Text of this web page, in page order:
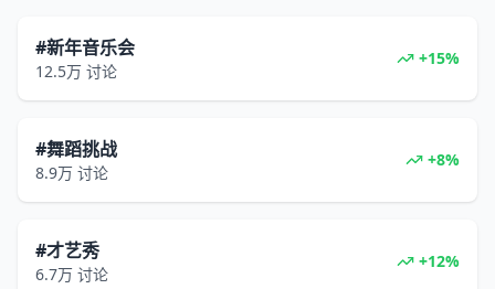
#新年音乐会
12.5万 讨论
+15%
#舞蹈挑战
8.9万 讨论
+8%
#才艺秀
6.7万 讨论
+12%